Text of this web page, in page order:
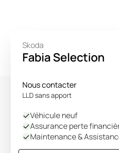
Skoda
Fabia Selection
Nous contacter
LLD sans apport
Véhicule neuf
Assurance perte
Maintenance &